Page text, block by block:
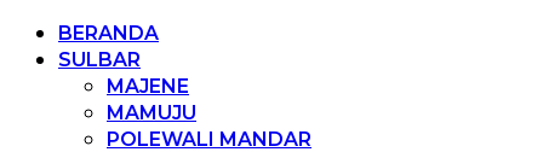
BERANDA
SULBAR
MAJENE
MAMUJU
POLEWALI MANDAR